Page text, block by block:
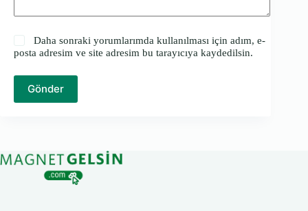
Daha sonraki yorumlarımda kullanılması için adım, e-
posta adresim ve site adresim bu tarayıcıya kaydedilsin.
Gönder